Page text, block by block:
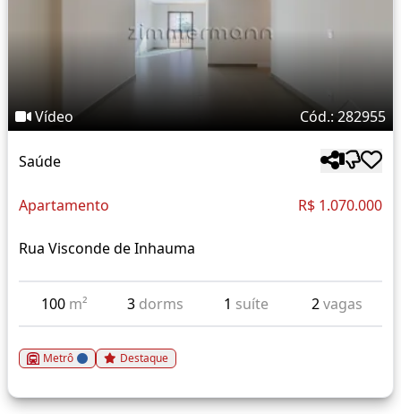
Vídeo Cód.: 282955
Saúde
Apartamento R$ 1.070.000
Rua Visconde de Inhauma
100 m² 3 dorms 1 suíte 2vagas
Metrô Destaque